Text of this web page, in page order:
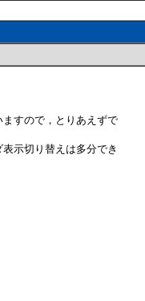
すので，とりあえずで
示切り替えは多分でき